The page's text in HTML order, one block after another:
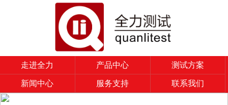
走进全力 产品中心
测试方案
新闻中心
服务支持 联系我们